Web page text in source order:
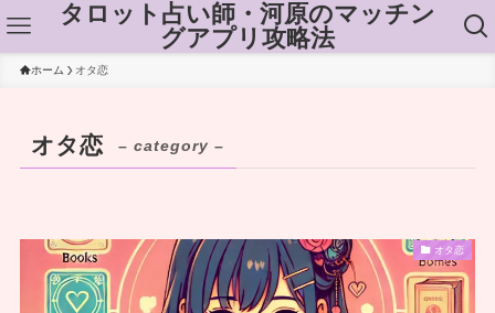
タロット占い師・河原のマッチン
グアプリ攻略法
ホーム オタ恋
オタ恋 – category –
オタ恋